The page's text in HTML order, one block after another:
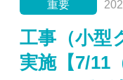
重要
工事（小型
実施【7/11